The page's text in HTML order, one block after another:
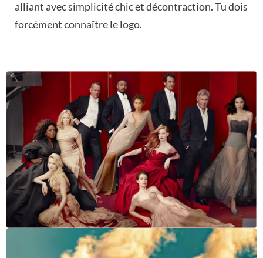
alliant avec simplicité chic et décontraction. Tu dois
forcément connaître le logo.